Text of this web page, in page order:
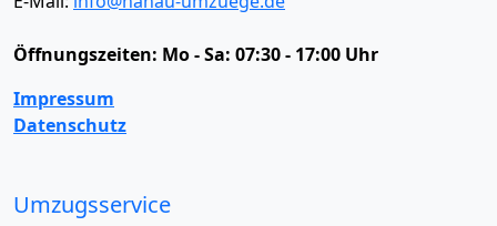
Öffnungszeiten: Mo - Sa: 07:30 - 17:00 Uhr
Impressum
Datenschutz
Umzugsservice